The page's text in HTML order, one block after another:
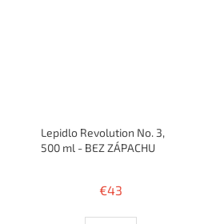
Lepidlo Revolution No. 3,
500 ml - BEZ ZÁPACHU
€43